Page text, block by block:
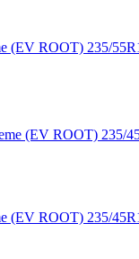
(EV ROOT) 235/
(EV ROOT) 235/